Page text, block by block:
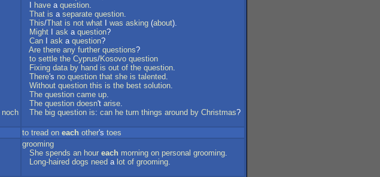
noch
have a question.
That is a separate question.
This/That is not what was asking (about).
Might
ask a question?
Can
ask a question?
Are there any further questions?
to settle the Cyprus/Kosovo question
Fixing data by hand is out of the question.
There's no question that she is talented.
Without question this is the best solution.
The question came up.
The question doesn't arise.
The big question is: can he turn things around by Christmas?
to tread on each other's toes
grooming
She spends an hour each morning on personal grooming.
Long-haired dogs need a lot of grooming.